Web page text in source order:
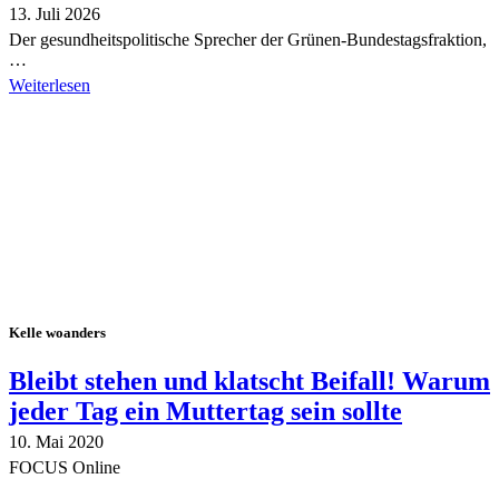
13. Juli 2026
Der gesundheitspolitische Sprecher der Grünen-Bundestagsfraktion,
…
Weiterlesen
Kelle woanders
Bleibt stehen und klatscht Beifall! Warum
jeder Tag ein Muttertag sein sollte
10. Mai 2020
FOCUS Online